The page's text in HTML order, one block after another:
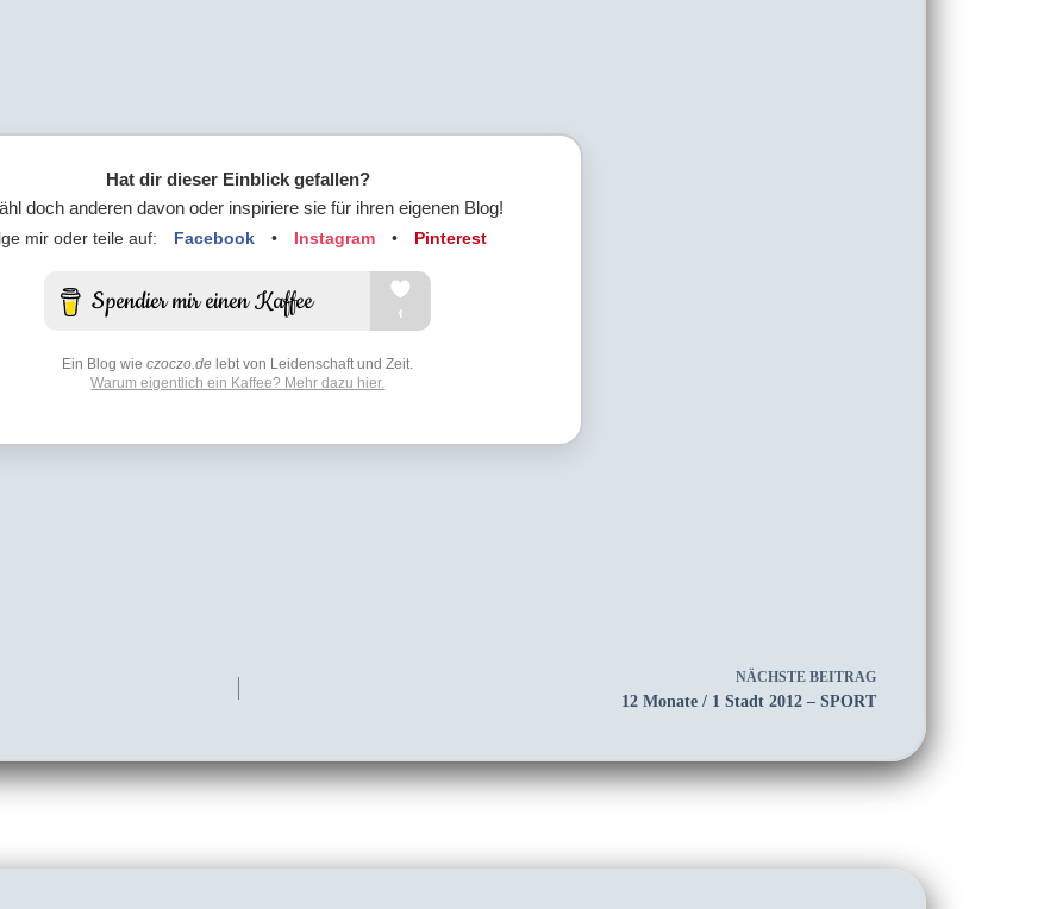
Hat dir dieser Einblick gefallen?
doch anderen davon oder inspiriere sie für ihren eigenen Blog!
mir oder teile auf: Facebook • Instagram • Pinterest
Ein Blog wieczoczo.de lebt von Leidenschaft und Zeit.
Warum eigentlich ein Kaffee? Mehr dazu hier.
NÄCHSTEBEITRAG
12 Monate / 1 Stadt 2012 – SPORT